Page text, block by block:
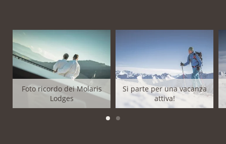
Foto ricordo dei Molaris
Lodges
Si parte per una vacanza
attiva!